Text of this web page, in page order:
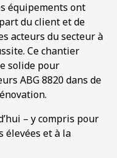
6
équipements ont
du client et de
acteurs du secteur à
Ce chantier
solide pour
ABG 8820 dans de
– y compris pour
élevées et à la